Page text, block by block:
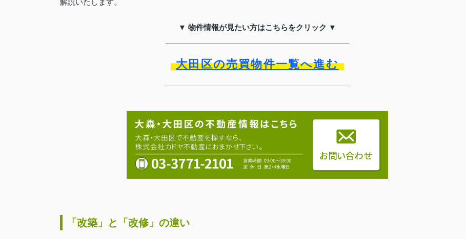
解説いたします。
▼ 物件情報が見たい方はこちらをクリック ▼
大田区の売買物件一覧へ進む
「改築」と「改修」の違い